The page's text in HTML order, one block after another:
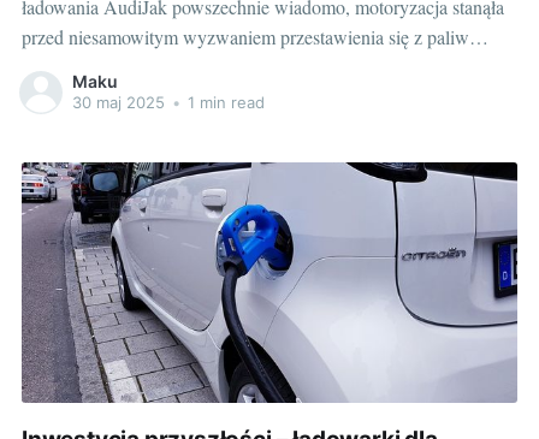
ładowania AudiJak powszechnie wiadomo, motoryzacja stanąła
przed niesamowitym wyzwaniem przestawienia się z paliw
kopalnych na energię elektryczną. Audi, jako jedna z czołowych
firm na rynku, stara się dostarczyć swoim klientom najbardziej
samochodow
Maku
30 maj 2025 • 1 min read